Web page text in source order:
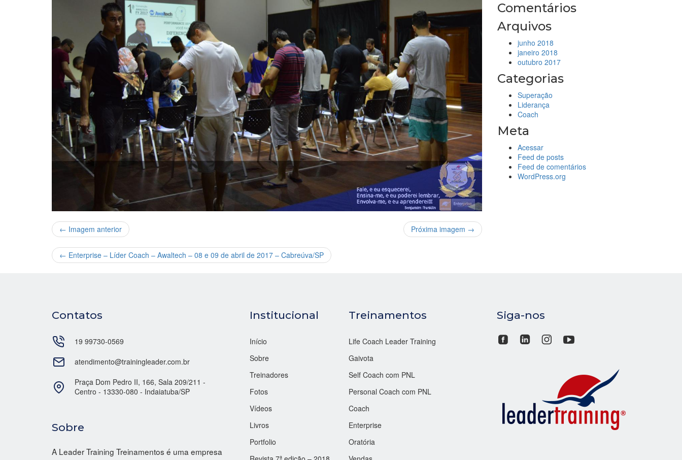
← Imagem anterior Próxima imagem →
← Enterprise – Líder Coach – Awaltech – 08 e 09 de abril de 2017 – Cabreúva/SP
Comentários
Arquivos
junho 2018
janeiro 2018
outubro 2017
Categorias
Superação
Liderança
Coach
Meta
Acessar
Feed de posts
Feed de comentários
WordPress.org
Contatos
19 99730-0569
atendimento@trainingleader.com.br
Praça Dom Pedro II, 166, Sala 209/211 -
Centro - 13330-080 - Indaiatuba/SP
Sobre
A Leader Training Treinamentos é uma empresa
Institucional
Início
Sobre
Treinadores
Fotos
Vídeos
Livros
Portfolio
Treinamentos
Life Coach Leader Training
Gaivota
Self Coach com PNL
Personal Coach com PNL
Coach
Enterprise
Oratória
Siga-nos